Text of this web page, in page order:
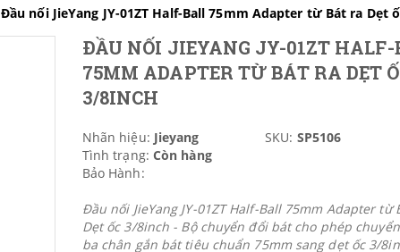
Đầu nối JieYang JY-01ZT Half-Ball 75mm Adapter từ Bát ra Dẹt
ĐẦU NỐI JIEYANG JY-01ZT HALF-
75MM ADAPTER TỪ BÁT RA DẸT
3/8INCH
Nhãn hiệu: Jieyang SKU: SP5106
Tình trạng: Còn hàng
Bảo Hành:
Đầu nối JieYang JY-01ZT Half-Ball 75mm Adapter từ
Dẹt ốc 3/8inch - Bộ chuyển đổi bát cho phép
ba chân gắn bát tiêu chuẩn 75mm sang dẹt ốc 3/